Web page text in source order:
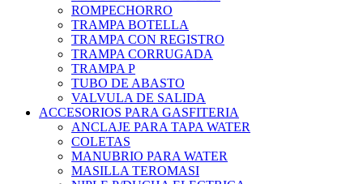
ROMPECHORRO
TRAMPA BOTELLA
TRAMPA CON REGISTRO
TRAMPA CORRUGADA
TRAMPA P
TUBO DE ABASTO
VALVULA DE SALIDA
ACCESORIOS PARA GASFITERIA
ANCLAJE PARA TAPA WATER
COLETAS
MANUBRIO PARA WATER
MASILLA TEROMASI